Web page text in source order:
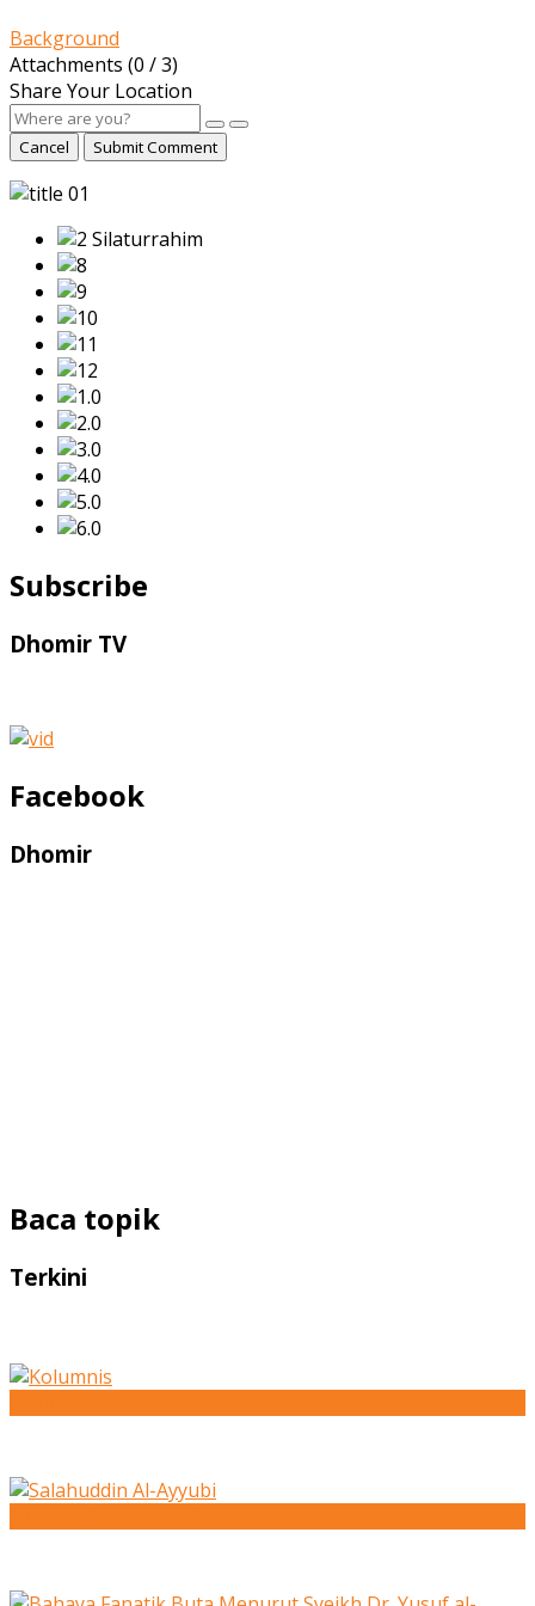
Background
Attachments (0 / 3)
Share Your Location
Cancel Submit Comment
Subscribe
Dhomir TV
Facebook
Dhomir
Baca topik
Terkini